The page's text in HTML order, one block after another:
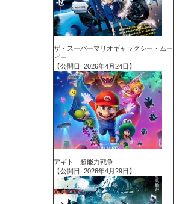
ザ・スーパーマリオギャラクシー・ムー
ビー
【公開日: 2026年4月24日】
アギト 超能力戦争
【公開日: 2026年4月29日】